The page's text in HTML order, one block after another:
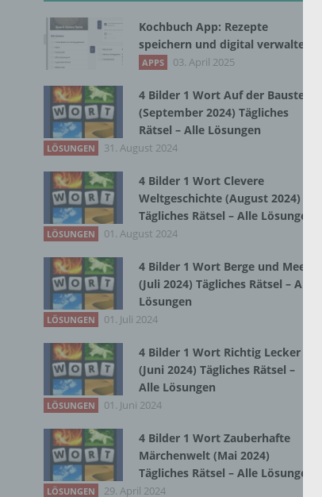
Kochbuch App: Rezepte
speichern und digital verwalten
APPS 03. April 2025
4 Bilder 1 Wort Auf der Baustelle
(September 2024) Tägliches
Rätsel – Alle Lösungen
LÖSUNGEN 31. August 2024
4 Bilder 1 Wort Clevere
Weltgeschichte (August 2024)
Tägliches Rätsel – Alle Lösungen
LÖSUNGEN 01. August 2024
4 Bilder 1 Wort Berge und Meer
(Juli 2024) Tägliches Rätsel – Alle
Lösungen
LÖSUNGEN 01. Juli 2024
4 Bilder 1 Wort Richtig Lecker
(Juni 2024) Tägliches Rätsel –
Alle Lösungen
LÖSUNGEN 01. Juni 2024
4 Bilder 1 Wort Zauberhafte
Märchenwelt (Mai 2024)
Tägliches Rätsel – Alle Lösungen
LÖSUNGEN 29. April 2024